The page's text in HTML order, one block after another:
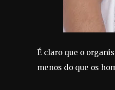
É claro que o
menos do que os